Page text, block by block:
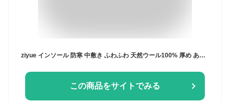
ziyue インソール 防寒 中敷き ふわふわ 天然ウール100% 厚め あったか 消臭 保温 蒸れない 疲れない 立ち仕事 メンズ レディース 靴 革靴 スニーカー ブーツ に最適 極厚インソール (ブラック, 23.0cm)
この商品をサイトでみる